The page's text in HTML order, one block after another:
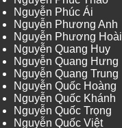
Nguyễn Phúc Ái
Nguyễn Phương Anh
Nguyễn Phương Hoài
Nguyễn Quang Huy
Nguyễn Quang Hưng
Nguyễn Quang Trung
Nguyễn Quốc Hoàng
Nguyễn Quốc Khánh
Nguyễn Quốc Trọng
Nguyễn Quốc Việt